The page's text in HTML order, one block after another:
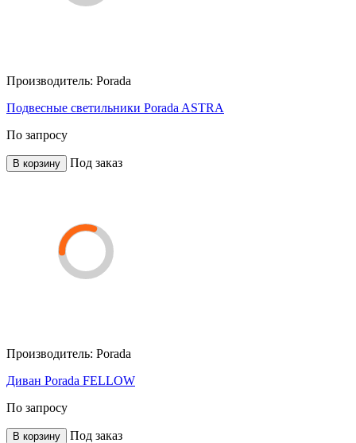
Производитель: Porada
Подвесные светильники Porada ASTRA
По запросу
В корзину Под заказ
Производитель: Porada
Диван Porada FELLOW
По запросу
В корзину Под заказ